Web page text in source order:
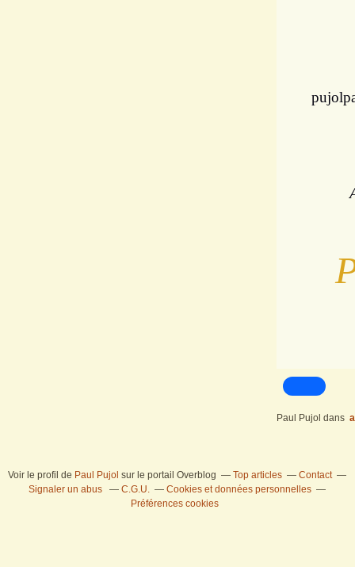
Paul Pujol dans
Voir le profil de Paul Pujol sur le portail Overblog Top articles
Contact
Signaler un abus
C.G.U.
Cookies et données personnelles
Préférences cookies